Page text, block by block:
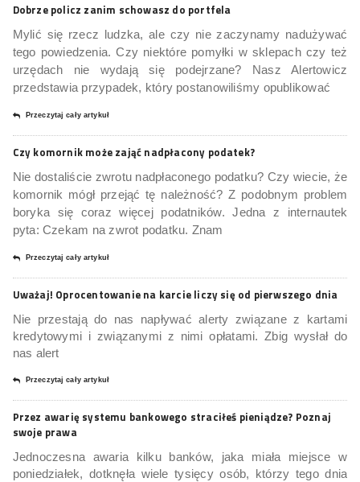
Dobrze policz zanim schowasz do portfela
Mylić się rzecz ludzka, ale czy nie zaczynamy nadużywać
tego powiedzenia. Czy niektóre pomyłki w sklepach czy też
urzędach nie wydają się podejrzane? Nasz Alertowicz
przedstawia przypadek, który postanowiliśmy opublikować
Przeczytaj cały artykuł
Czy komornik może zająć nadpłacony podatek?
Nie dostaliście zwrotu nadpłaconego podatku? Czy wiecie, że
komornik mógł przejąć tę należność? Z podobnym problem
boryka się coraz więcej podatników. Jedna z internautek
pyta: Czekam na zwrot podatku. Znam
Przeczytaj cały artykuł
Uważaj! Oprocentowanie na karcie liczy się od pierwszego dnia
Nie przestają do nas napływać alerty związane z kartami
kredytowymi i związanymi z nimi opłatami. Zbig wysłał do
nas alert
Przeczytaj cały artykuł
Przez awarię systemu bankowego straciłeś pieniądze? Poznaj
swoje prawa
Jednoczesna awaria kilku banków, jaka miała miejsce w
poniedziałek, dotknęła wiele tysięcy osób, którzy tego dnia